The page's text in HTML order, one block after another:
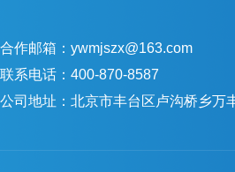
合作邮箱：ywmjszx@163.com
联系电话：400-870-8587
公司地址：北京市丰台区卢沟桥乡万